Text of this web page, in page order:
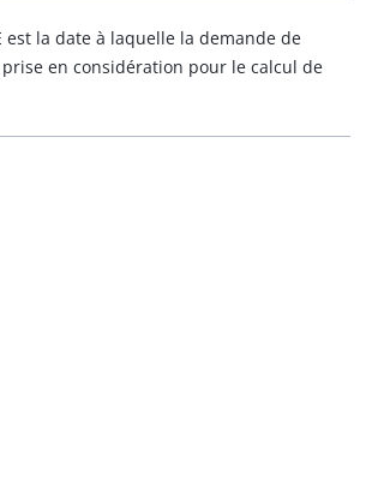
la date à laquelle la demande de
en considération pour le calcul de